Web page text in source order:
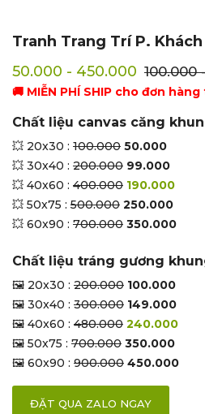
Tranh Trang Trí P. Khách
50.000 - 450.000 100.000
🚚 MIỄN PHÍ SHIP cho đơn
Chất liệu canvas căng
💥 20x30 : 100.000 50.000
💥 30x40 : 200.000 99.000
💥 40x60 : 400.000 190.000
💥 50x75 : 500.000 250.000
💥 60x90 : 700.000 350.000
Chất liệu tráng gương
🖼 20x30 : 200.000 100.000
🖼 30x40 : 300.000 149.000
🖼 40x60 : 480.000 240.000
🖼 50x75 : 700.000 350.000
🖼 60x90 : 900.000 450.000
ĐẶT QUA ZALO NGAY